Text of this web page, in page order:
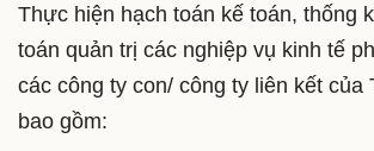
Thực hiện hạch toán kế toán, thống
toán quản trị các nghiệp vụ kinh tế
các công ty con/ công ty liên kết của
bao gồm: